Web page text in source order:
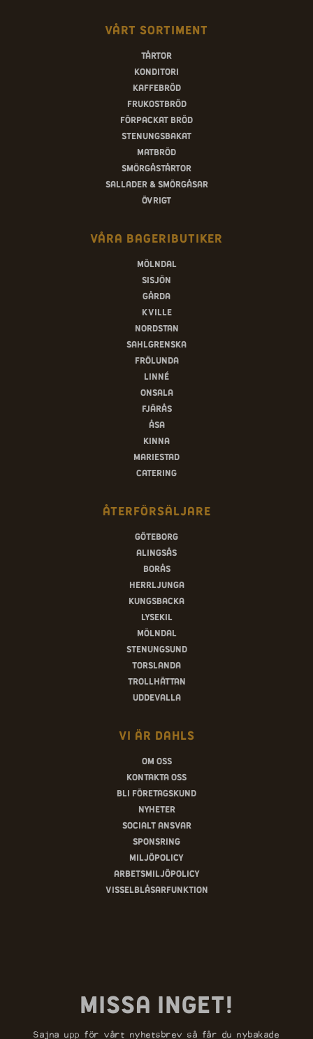
Vårt sortiment
Tårtor
Konditori
Kaffebröd
Frukostbröd
Förpackat bröd
Stenungsbakat
Matbröd
Smörgåstårtor
Sallader & smörgåsar
Övrigt
Våra bageributiker
Mölndal
Sisjön
Gårda
Kville
Nordstan
Sahlgrenska
Frölunda
Linné
Onsala
Fjärås
Åsa
Kinna
Mariestad
Catering
Återförsäljare
Göteborg
Alingsås
Borås
Herrljunga
Kungsbacka
Lysekil
Mölndal
Stenungsund
Torslanda
Trollhättan
Uddevalla
Vi är Dahls
Om oss
Kontakta oss
Bli företagskund
Nyheter
Socialt ansvar
Sponsring
Miljöpolicy
Arbetsmiljöpolicy
Visselblåsarfunktion
Missa inget!
Sajna upp för vårt nyhetsbrev så får du nybakade